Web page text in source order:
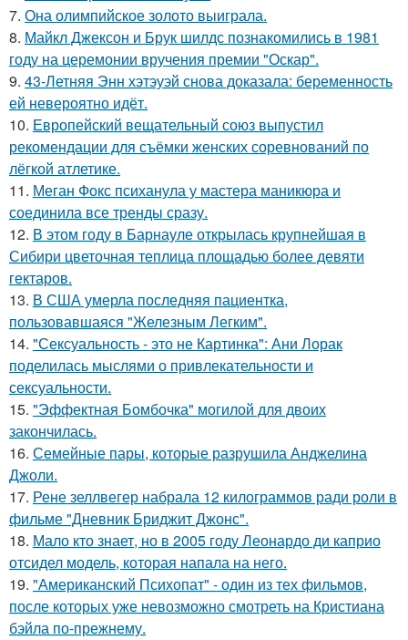
7. Она олимпийское золото выиграла.
8. Майкл Джексон и Брук шилдс познакомились в 1981
году на церемонии вручения премии "Оскар".
9. 43-Летняя Энн хэтэуэй снова доказала: беременность
ей невероятно идёт.
10. Европейский вещательный союз выпустил
рекомендации для съёмки женских соревнований по
лёгкой атлетике.
11. Меган Фокс психанула у мастера маникюра и
соединила все тренды сразу.
12. В этом году в Барнауле открылась крупнейшая в
Сибири цветочная теплица площадью более девяти
гектаров.
13. В США умерла последняя пациентка,
пользовавшаяся "Железным Легким".
14. "Сексуальность - это не Картинка": Ани Лорак
поделилась мыслями о привлекательности и
сексуальности.
15. "Эффектная Бомбочка" могилой для двоих
закончилась.
16. Семейные пары, которые разрушила Анджелина
Джоли.
17. Рене зеллвегер набрала 12 килограммов ради роли в
фильме "Дневник Бриджит Джонс".
18. Мало кто знает, но в 2005 году Леонардо ди каприо
отсидел модель, которая напала на него.
19. "Американский Психопат" - один из тех фильмов,
после которых уже невозможно смотреть на Кристиана
бэйла по-прежнему.